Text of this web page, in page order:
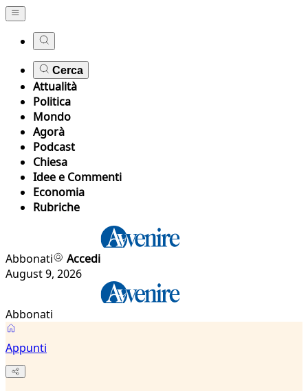
Cerca
Attualità
Politica
Mondo
Agorà
Podcast
Chiesa
Idee e Commenti
Economia
Rubriche
Abbonati
Accedi
August 9, 2026
Abbonati
Appunti